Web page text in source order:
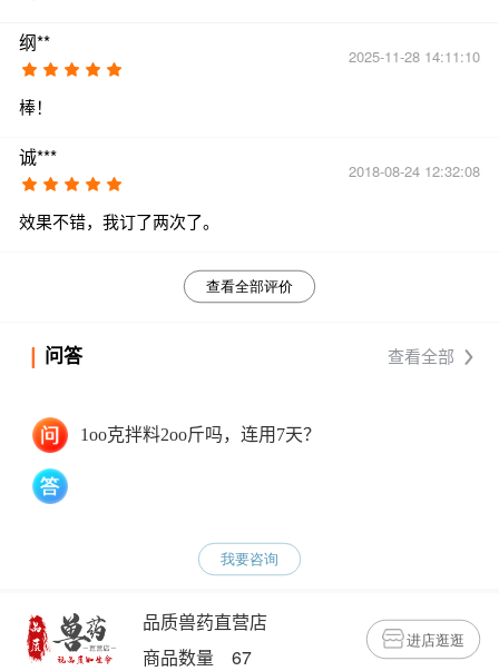
纲**
2025-11-28 14:11:10
棒！
诚***
2018-08-24 12:32:08
效果不错，我订了两次了。
查看全部评价
问答 查看全部
1oo克拌料2oo斤吗，连用7天？
我要咨询
品质兽药直营店
商品数量 67
进店逛逛